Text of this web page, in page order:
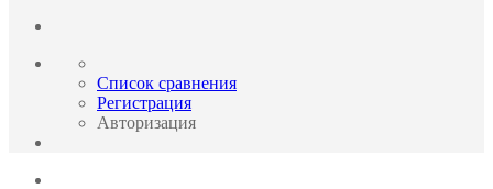
Список сравнения
Регистрация
Авторизация